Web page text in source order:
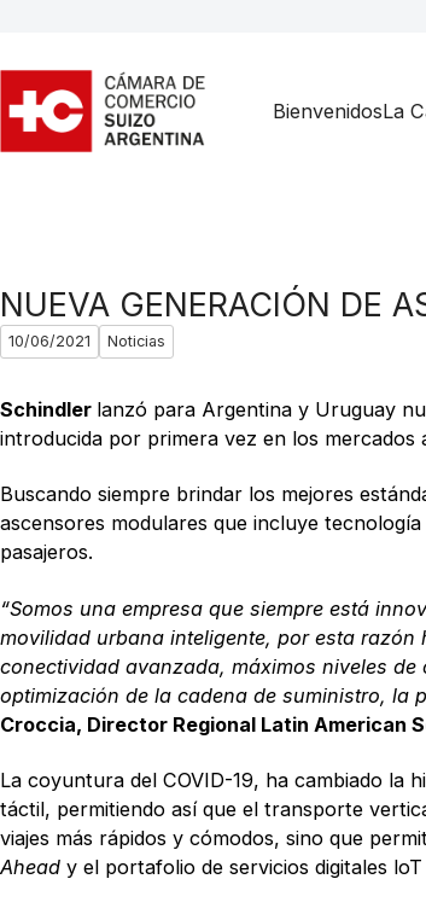
BienvenidosLa
NUEVA GENERACIÓN DE
10/06/2021 Noticias
Schindler lanzó para Argentina y Uruguay
introducida por primera vez en los
Buscando siempre brindar los mejores
ascensores modulares que incluye
pasajeros.
“Somos una empresa que siempre está
movilidad urbana inteligente, por esta
conectividad avanzada, máximos niveles
optimización de la cadena de suministro, la
Croccia, Director Regional Latin American
La coyuntura del COVID-19, ha cambiado la
táctil, permitiendo así que el transporte
viajes más rápidos y cómodos, sino que
Ahead y el portafolio de servicios digitales